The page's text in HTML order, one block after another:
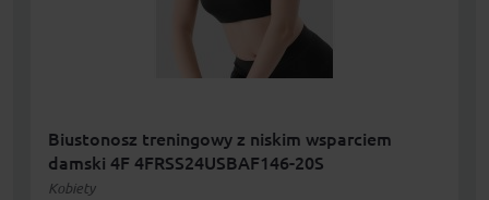
Biustonosz treningowy z niskim wsparciem
damski 4F 4FRSS24USBAF146-20S
Kobiety